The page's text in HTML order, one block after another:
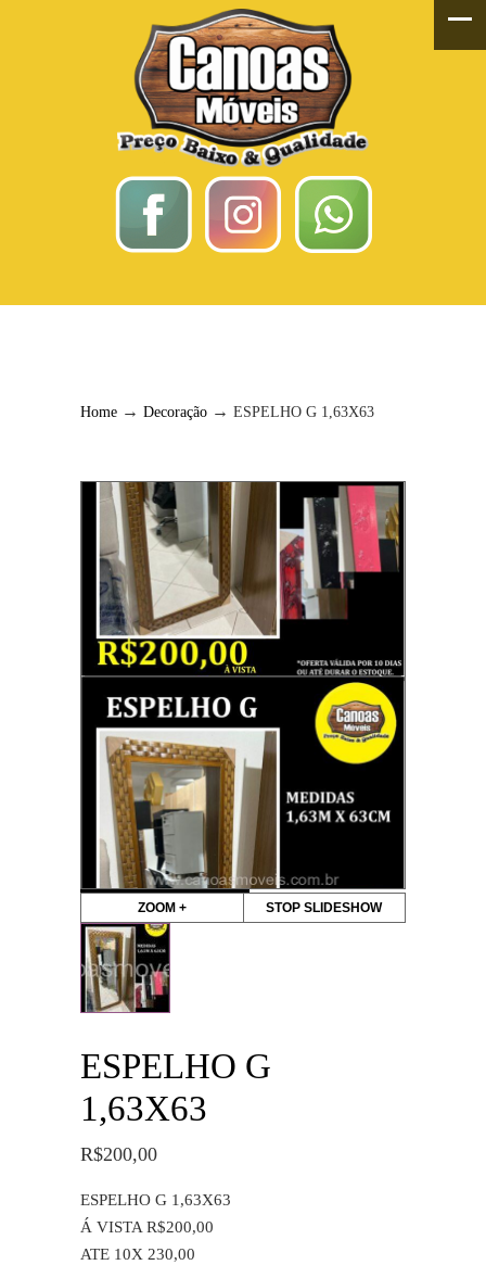
Home → Decoração → ESPELHO G 1,63X63
ZOOM + STOP SLIDESHOW
ESPELHO G
1,63X63
R$200,00
ESPELHO G 1,63X63
Á VISTA R$200,00
ATE 10X 230,00